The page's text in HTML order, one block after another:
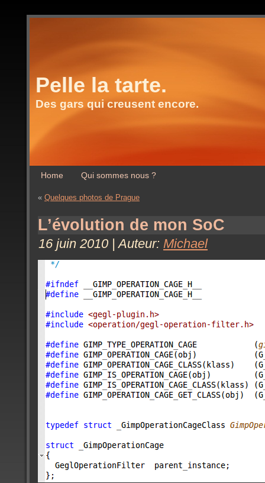
Pelle la tarte.
Des gars qui creusent encore.
Home Qui sommes nous ?
« Quelques photos de Prague
L’évolution de mon SoC
16 juin 2010 | Auteur: Michael